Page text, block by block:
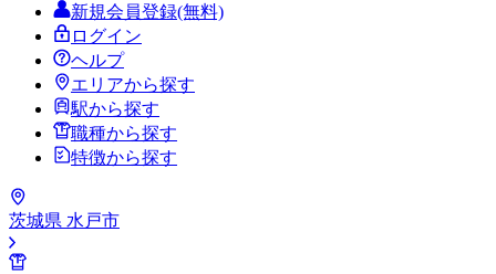
新規会員登録(無料)
ログイン
ヘルプ
エリアから探す
駅から探す
職種から探す
特徴から探す
茨城県 水戸市